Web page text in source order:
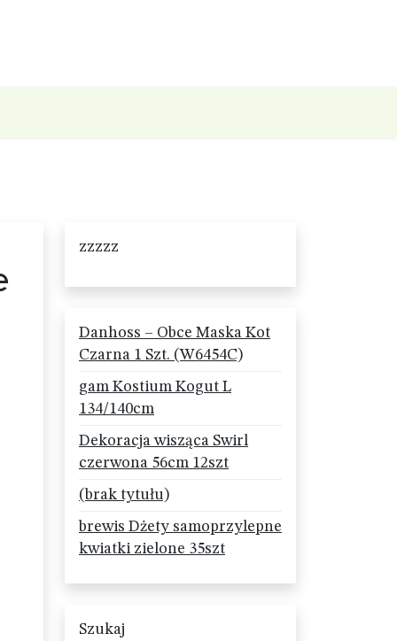
zzzzz
Danhoss – Obce Maska Kot
Czarna 1 Szt. (W6454C)
gam Kostium Kogut L
134/140cm
Dekoracja wisząca Swirl
czerwona 56cm 12szt
(brak tytułu)
brewis Dżety samoprzylepne
kwiatki zielone 35szt
Szukaj